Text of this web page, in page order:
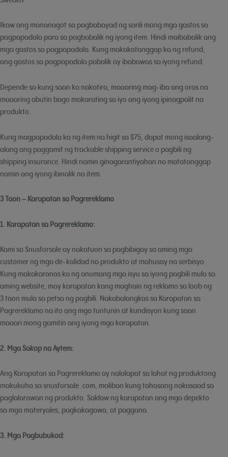
Ikaw ang mananagot sa pagbabayad ng sarili mong mga gastos sa
pagpapadala para sa pagbabalik ng iyong item. Hindi maibabalik ang
mga gastos sa pagpapadala. Kung makakatanggap ka ng refund,
ang gastos sa pagpapadala pabalik ay ibabawas sa iyong refund.
Depende sa kung saan ka nakatira, maaaring mag-iba ang oras na
maaaring abutin bago makarating sa iyo ang iyong ipinagpalit na
produkto.
Kung magpapadala ka ng item na higit sa $75, dapat mong isaalang-
alang ang paggamit ng trackable shipping service o pagbili ng
shipping insurance. Hindi namin ginagarantiyahan na matatanggap
namin ang iyong ibinalik na item.
3 Taon – Karapatan sa Pagrereklamo
1. Karapatan sa Pagrereklamo:
Kami sa Snusforsale ay nakatuon sa pagbibigay sa aming mga
customer ng mga de-kalidad na produkto at mahusay na serbisyo.
Kung makakaranas ka ng anumang mga isyu sa iyong pagbili mula sa
aming website, may karapatan kang maghain ng reklamo sa loob ng
3 taon mula sa petsa ng pagbili. Nakabalangkas sa Karapatan sa
Pagrereklamo na ito ang mga tuntunin at kundisyon kung saan
maaari mong gamitin ang iyong mga karapatan.
2. Mga Sakop na Aytem:
Ang Karapatan sa Pagrereklamo ay nalalapat sa lahat ng produktong
makukuha sa snusforsale .com, maliban kung tahasang nakasaad sa
paglalarawan ng produkto. Saklaw ng karapatan ang mga depekto
sa mga materyales, pagkakagawa, at paggana.
3. Mga Pagbubukod: